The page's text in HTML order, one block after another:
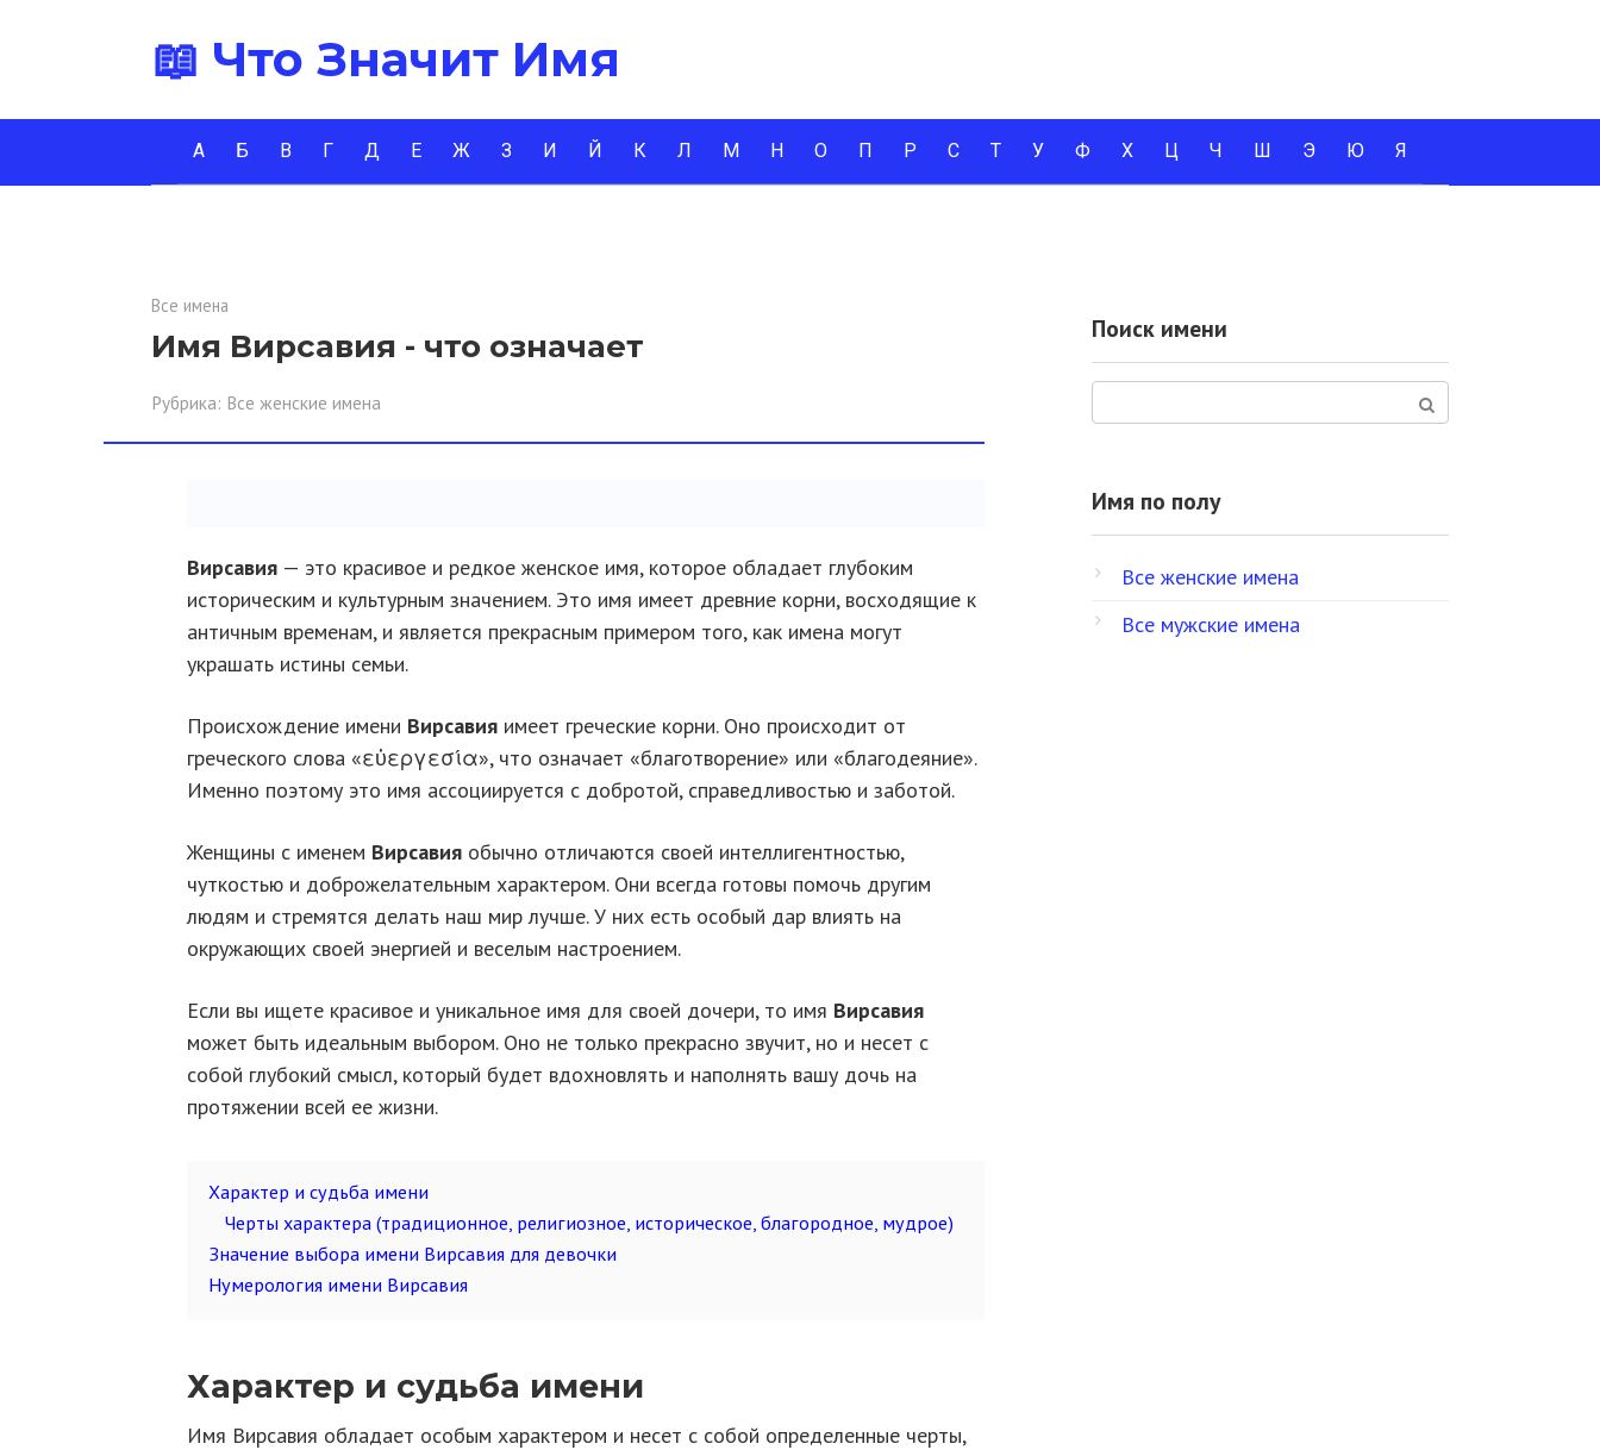
📖 Что Значит Имя
А Б В Г Д Е Ж З И Й К Л М Н О П Р С Т У Ф Х Ц Ч Ш Э Ю Я
Все имена
Имя Вирсавия - что означает
Рубрика: Все женские имена
Вирсавия — это красивое и редкое женское имя, которое обладает глубоким
историческим и культурным значением. Это имя имеет древние корни, восходящие к
античным временам, и является прекрасным примером того, как имена могут
украшать истины семьи.
Происхождение имени Вирсавия имеет греческие корни. Оно происходит от
греческого слова «εὐεργεσία», что означает «благотворение» или «благодеяние».
Именно поэтому это имя ассоциируется с добротой, справедливостью и заботой.
Женщины с именем Вирсавия обычно отличаются своей интеллигентностью,
чуткостью и доброжелательным характером. Они всегда готовы помочь другим
людям и стремятся делать наш мир лучше. У них есть особый дар влиять на
окружающих своей энергией и веселым настроением.
Если вы ищете красивое и уникальное имя для своей дочери, то имя Вирсавия
может быть идеальным выбором. Оно не только прекрасно звучит, но и несет с
собой глубокий смысл, который будет вдохновлять и наполнять вашу дочь на
протяжении всей ее жизни.
Характер и судьба имени
Черты характера (традиционное, религиозное, историческое, благородное, мудрое)
Значение выбора имени Вирсавия для девочки
Нумерология имени Вирсавия
Характер и судьба имени
Имя Вирсавия обладает особым характером и несет с собой определенные черты,
Поиск имени
Имя по полу
Все женские имена
Все мужские имена